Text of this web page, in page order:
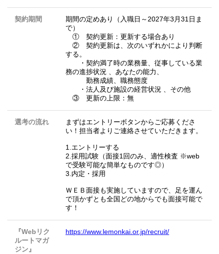
契約期間
期間の定めあり（入職日～2027年3月31日ま
で）
① 契約更新：更新する場合あり
② 契約更新は、次のいずれかにより判断
する。
・契約満了時の業務量、従事している業
務の進捗状況 、あなたの能力、
勤務成績、職務態度
・法人及び施設の経営状況 、その他
③ 更新の上限：無
選考の流れ
まずはエントリーボタンからご応募くださ
い！担当者よりご連絡させていただきます。
1.エントリーする
2.採用試験（面接1回のみ、適性検査 ※web
で受験可能な簡単なものです◎）
3.内定・採用
ＷＥＢ面接も実施していますので、足を運ん
で頂かずとも全国どの地からでも面接可能で
す！
『Webリク
ルートマガ
ジン』
https://www.lemonkai.or.jp/recruit/